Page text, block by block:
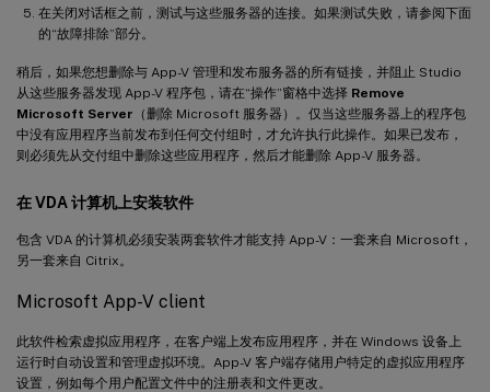
在关闭对话框之前，测试与这些服务器的连接。如果测试失败，请参阅下面
的“故障排除”部分。
稍后，如果您想删除与 App-V 管理和发布服务器的所有链接，并阻止 Studio
从这些服务器发现 App-V 程序包，请在“操作”窗格中选择 Remove
Microsoft Server （删除 Microsoft 服务器）。仅当这些服务器上的程序包
中没有应用程序当前发布到任何交付组时，才允许执行此操作。如果已发布，
则必须先从交付组中删除这些应用程序，然后才能删除 App-V 服务器。
在 VDA 计算机上安装软件
包含 VDA 的计算机必须安装两套软件才能支持 App-V：一套来自 Microsoft，
另一套来自 Citrix。
Microsoft App-V client
此软件检索虚拟应用程序，在客户端上发布应用程序，并在 Windows 设备上
运行时自动设置和管理虚拟环境。App-V 客户端存储用户特定的虚拟应用程序
设置，例如每个用户配置文件中的注册表和文件更改。